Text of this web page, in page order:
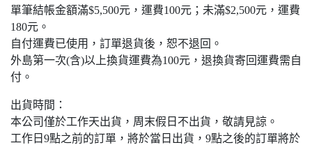
單筆結帳金額滿$5,500元，運費100元；未滿$2,500元，運費
180元。
自付運費已使用，訂單退貨後，恕不退回。
外島第一次(含)以上換貨運費為100元，退換貨寄回運費需自
付。
出貨時間：
本公司僅於工作天出貨，周末假日不出貨，敬請見諒。
工作日9點之前的訂單，將於當日出貨，9點之後的訂單將於